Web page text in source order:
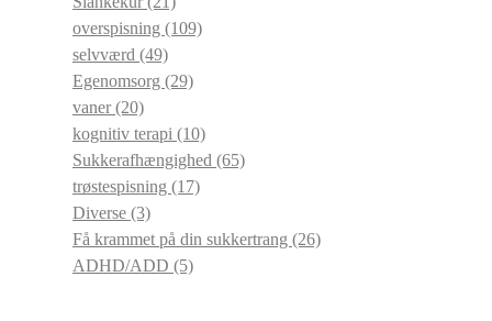
overspisning (109)
selvværd (49)
Egenomsorg (29)
vaner(20)
kognitiv terapi (10)
Sukkerafhængighed (65)
trøstespisning (17)
Diverse (3)
Få krammet på din sukkertrang (26)
ADHD/ADD (5)